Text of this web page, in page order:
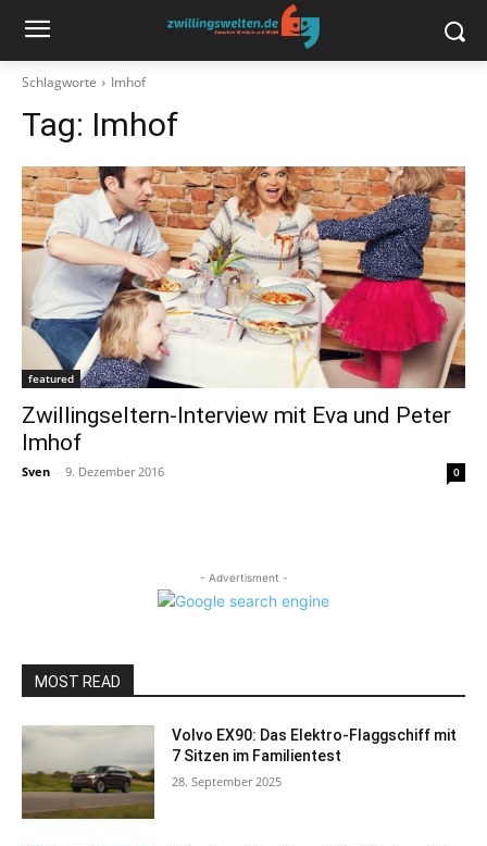
Schlagworte Imhof
Tag: Imhof
featured
Zwillingseltern-Interview mit Eva und Peter
Imhof
Sven - 9. Dezember 2016 0
- Advertisment -
MOST READ
Volvo EX90: Das Elektro-Flaggschiff mit
7 Sitzen im Familientest
28. September 2025